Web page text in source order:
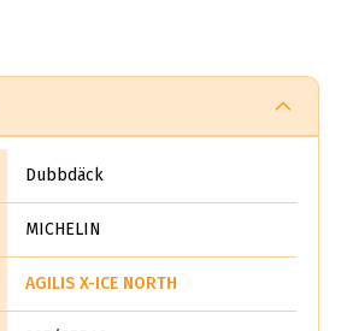
Dubbdäck
MICHELIN
AGILIS X-ICE NORTH